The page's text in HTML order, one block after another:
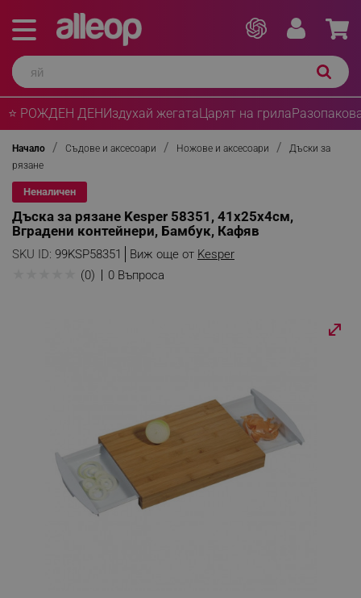
⭐ РОЖДЕН ДЕНИздухай жегатаЦарят на грила
Начало Съдове и аксесоари Ножове и аксесоари
Дъски за
рязане
Неналичен
Дъска за рязане Kesper 58351, 41х25х4см,
Вградени контейнери, Бамбук, Кафяв
SKU ID: 99KSP58351 Виж още от Kesper
(0) 0 Въпроса